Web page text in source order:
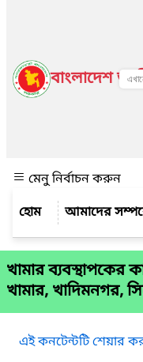
বাংলাদেশ
মেনু নির্বাচন করুন
আমাদের
খামার ব্যবস্থাপকের
খামার, খাদিমনগর,
এই কনটেন্টটি শেয়ার